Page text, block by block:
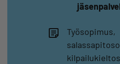
Työsopimus,